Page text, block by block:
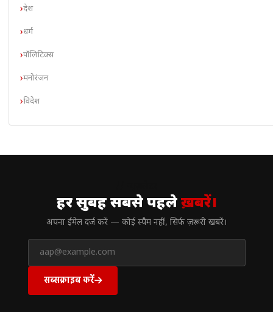
देश
धर्म
पॉलिटिक्स
मनोरंजन
विदेश
हर सुबह सबसे पहलेख़बरें।
अपना ईमेल दर्ज करें — कोई स्पैम नहीं, सिर्फ ज़रूरी खबरें।
सब्सक्राइब करें